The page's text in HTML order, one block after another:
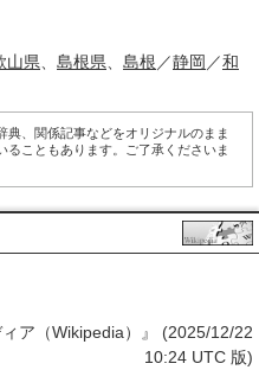
山県 島根県 島根 ／静岡 ／和
、関係記事などをオリジナルのまま
こともあります。ご了承くださいま
ア（Wikipedia）』 (2025/12/22
10:24 UTC 版)